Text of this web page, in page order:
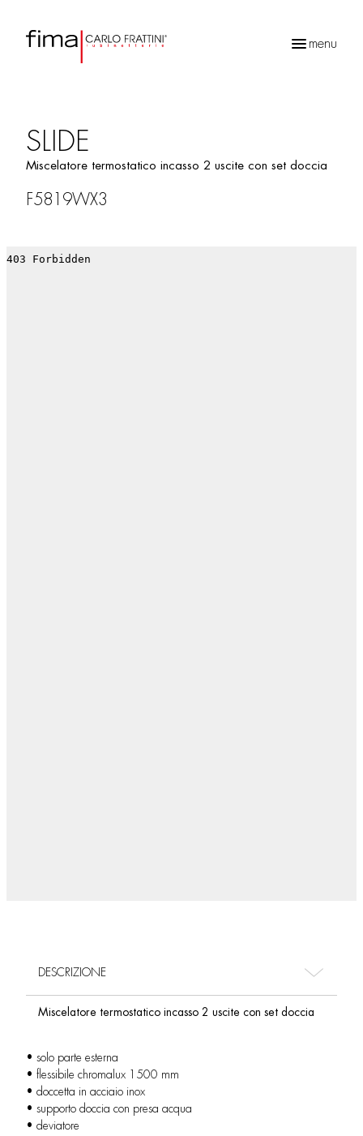
menu
SLIDE
Miscelatore termostatico incasso 2 uscite con set doccia
F5819WX3
DESCRIZIONE
Miscelatore termostatico incasso 2 uscite con set doccia
• solo parte esterna
• flessibile chromalux 1500 mm
• doccetta in acciaio inox
• supporto doccia con presa acqua
• deviatore